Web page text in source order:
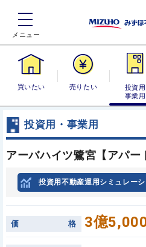
買いたい 売りたい
投資用・
用
投資用・事業用
アーバハイツ鷺宮【アパー
投資用不動産運用シミュレー
価 格 3億